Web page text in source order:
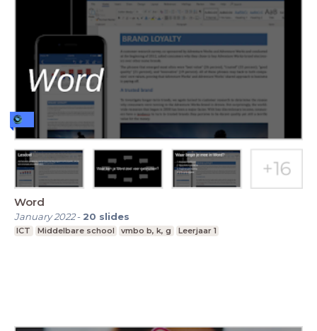
Word
January 2022- 20 slides
ICT Middelbare school vmbo b, k, g Leerjaar 1